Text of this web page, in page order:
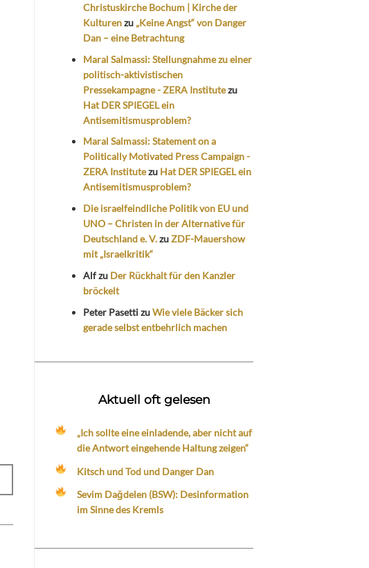
Christuskirche Bochum | Kirche der
Kulturenzu „Keine Angst“ von Danger
Dan – eine Betrachtung
Maral Salmassi: Stellungnahme zu einer
politisch-aktivistischen
Pressekampagne - ZERA Institutezu
Hat DER SPIEGEL ein
Antisemitismusproblem?
Maral Salmassi: Statement on a
Politically Motivated Press Campaign -
ZERA Institutezu Hat DER SPIEGEL ein
Antisemitismusproblem?
Die israelfeindliche Politik von EU und
UNO – Christen in der Alternative für
Deutschland e. V.zuZDF-Mauershow
mit „Israelkritik“
Alfzu Der Rückhalt für den Kanzler
bröckelt
Peter PasettizuWie viele Bäcker sich
gerade selbst entbehrlich machen
Aktuell oft gelesen
„Ich sollte eine einladende, aber nicht auf
die Antwort eingehende Haltung zeigen“
Kitsch und Tod und Danger Dan
Sevim Dağdelen (BSW): Desinformation
im Sinne des Kremls